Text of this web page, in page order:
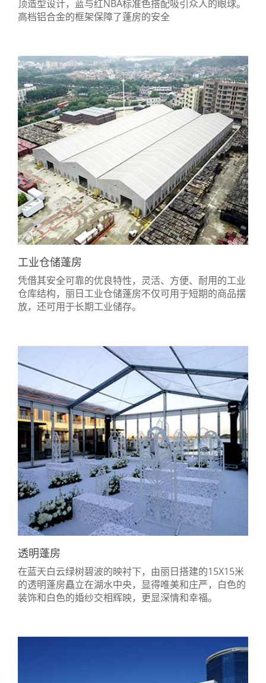
顶造型设计，蓝与红NBA标准色搭配吸引众人的眼球。
高档铝合金的框架保障了蓬房的安全
工业仓储蓬房
凭借其安全可靠的优良特性，灵活、方便、耐用的工业
仓库结构，丽日工业仓储蓬房不仅可用于短期的商品摆
放，还可用于长期工业储存。
透明蓬房
在蓝天白云绿树碧波的映衬下，由丽日搭建的15X15米
的透明蓬房矗立在湖水中央，显得唯美和庄严，白色的
装饰和白色的婚纱交相辉映，更显深情和幸福。